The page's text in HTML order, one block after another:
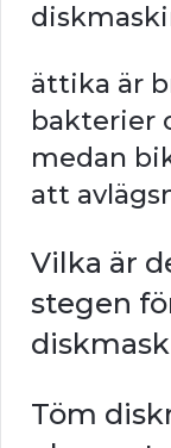
ättika är
bakterier
medan
att
Vilka är
stegen
Töm